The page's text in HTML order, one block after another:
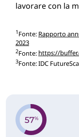
lavorare con la
1 Fonte: Rapporto
2023
2Fonte: https://
3Fonte: IDC